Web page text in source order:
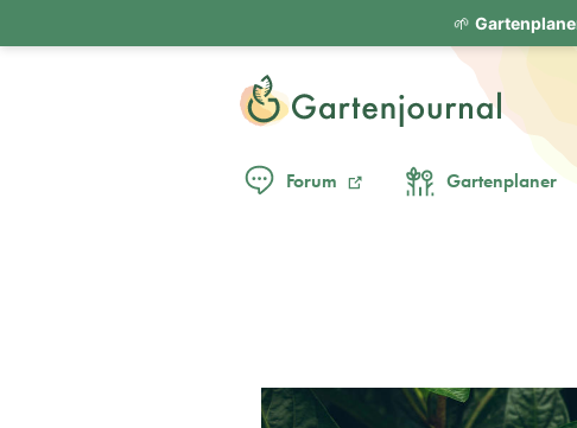
Forum Gartenplaner
🌱